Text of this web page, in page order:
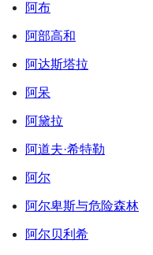
阿布
阿部高和
阿达斯塔拉
阿呆
阿黛拉
阿道夫·希特勒
阿尔
阿尔卑斯与危险森林
阿尔贝利希